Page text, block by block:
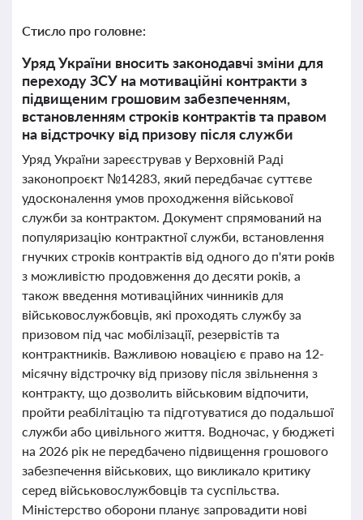
Стисло про головне:
Уряд України вносить законодавчі зміни для
переходу ЗСУ на мотиваційні контракти з
підвищеним грошовим забезпеченням,
встановленням строків контрактів та правом
на відстрочку від призову після служби
Уряд України зареєстрував у Верховній Раді
законопроєкт №14283, який передбачає суттєве
удосконалення умов проходження військової
служби за контрактом. Документ спрямований на
популяризацію контрактної служби, встановлення
гнучких строків контрактів від одного до п'яти років
з можливістю продовження до десяти років, а
також введення мотиваційних чинників для
військовослужбовців, які проходять службу за
призовом під час мобілізації, резервістів та
контрактників. Важливою новацією є право на 12-
місячну відстрочку від призову після звільнення з
контракту, що дозволить військовим відпочити,
пройти реабілітацію та підготуватися до подальшої
служби або цивільного життя. Водночас, у бюджеті
на 2026 рік не передбачено підвищення грошового
забезпечення військових, що викликало критику
серед військовослужбовців та суспільства.
Міністерство оборони планує запровадити нові